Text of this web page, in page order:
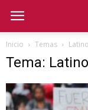
Inicio Temas
Tema: